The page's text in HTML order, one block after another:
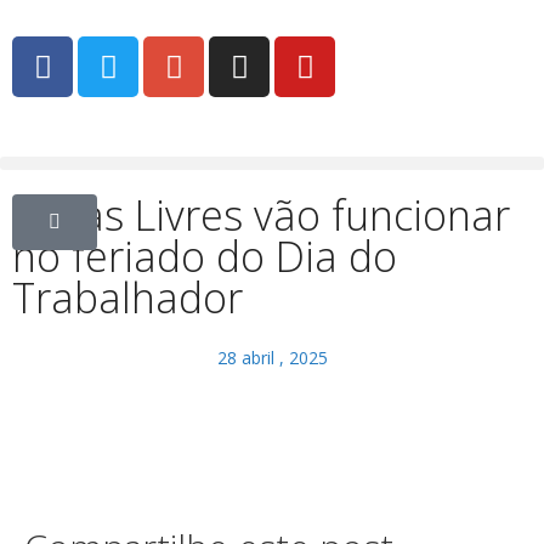
Feiras Livres vão funcionar
no feriado do Dia do
Trabalhador
28 abril , 2025